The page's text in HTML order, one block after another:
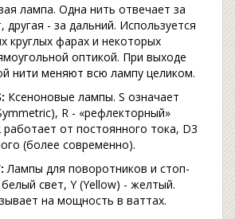
лампа. Одна нить отвечает за
другая - за дальний. Используется
круглых фарах и некоторых
оптикой. При выходе
нити меняют всю лампу целиком.
Ксеноновые лампы. S означает
R - «рефлекторный»
работает от постоянного тока, D3
(более современно).
Лампы для поворотников и стоп-
свет, Y (Yellow) - желтый.
на мощность в ваттах.